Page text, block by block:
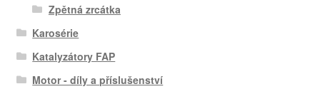
Zpětná zrcátka
Karosérie
Katalyzátory FAP
Motor - díly a příslušenství